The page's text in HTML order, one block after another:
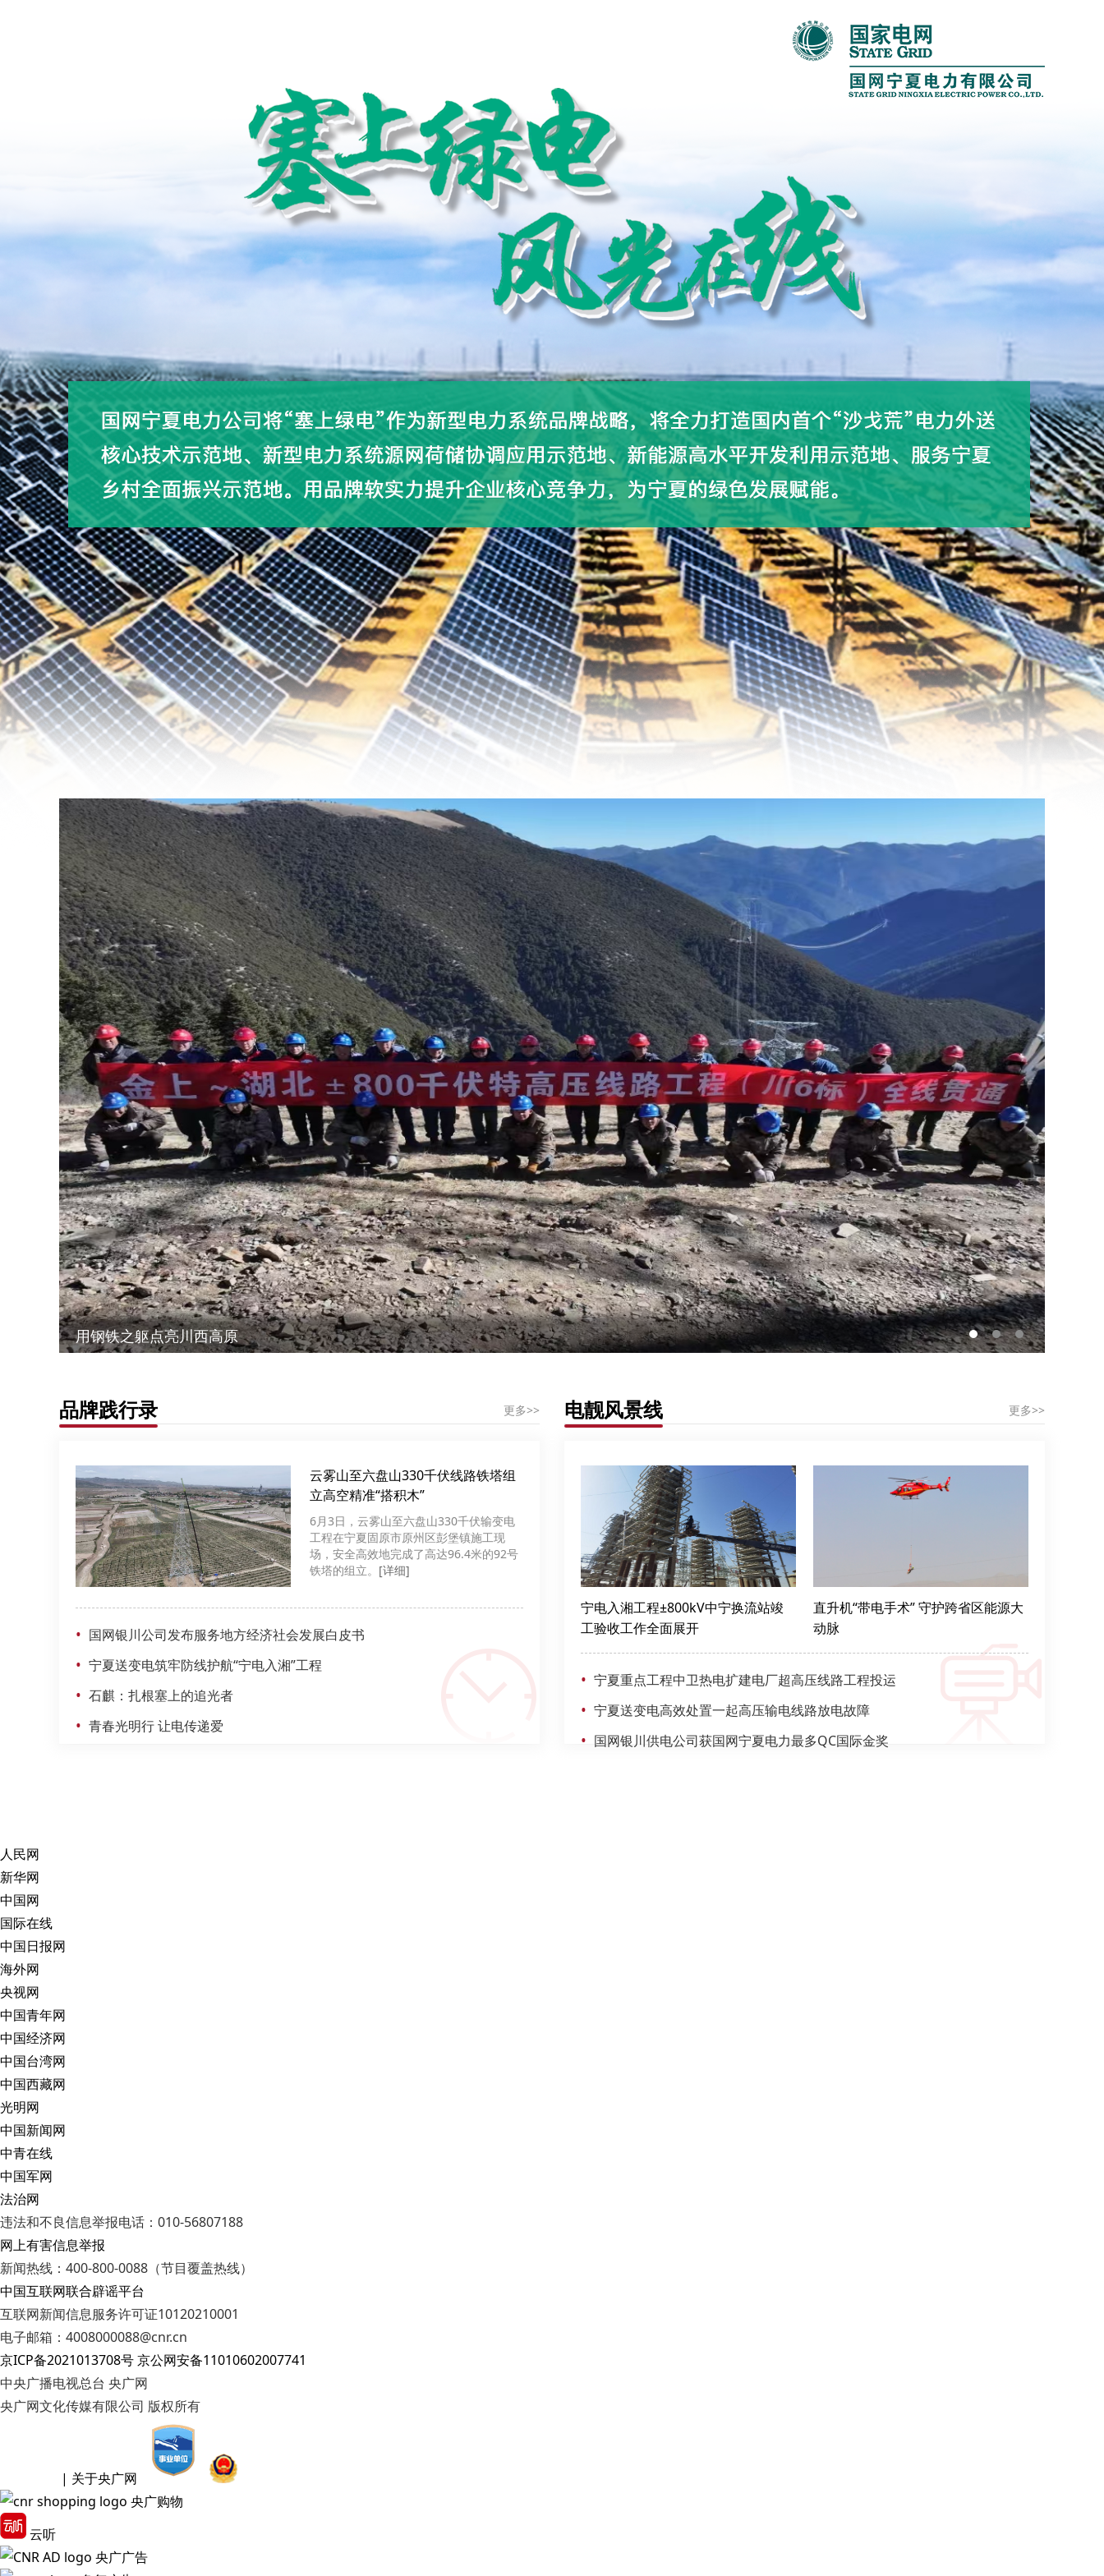
用钢铁之躯点亮川西高原
品牌践行录 更多>>
云雾山至六盘山330千伏线路铁塔组
立高空精准“搭积木”
6月3日，云雾山至六盘山330千伏输变电
工程在宁夏固原市原州区彭堡镇施工现
场，安全高效地完成了高达96.4米的92号
铁塔的组立。 [详细]
• 国网银川公司发布服务地方经济社会发展白皮书
• 宁夏送变电筑牢防线护航“宁电入湘”工程
• 石麒：扎根塞上的追光者
• 青春光明行 让电传递爱
电靓风景线 更多>>
宁电入湘工程±800kV中宁换流站竣
工验收工作全面展开
直升机“带电手术” 守护跨省区能源大
动脉
• 宁夏重点工程中卫热电扩建电厂超高压线路工程投运
• 宁夏送变电高效处置一起高压输电线路放电故障
• 国网银川供电公司获国网宁夏电力最多QC国际金奖
人民网
新华网
中国网
国际在线
中国日报网
海外网
央视网
中国青年网
中国经济网
中国台湾网
中国西藏网
光明网
中国新闻网
中青在线
中国军网
法治网
违法和不良信息举报电话：010-56807188
网上有害信息举报
新闻热线：400-800-0088（节目覆盖热线）
中国互联网联合辟谣平台
互联网新闻信息服务许可证10120210001
电子邮箱：4008000088@cnr.cn
京ICP备2021013708号京公网安备11010602007741
中央广播电视总台 央广网
央广网文化传媒有限公司 版权所有
| 关于央广网
央广购物
云听
央广广告